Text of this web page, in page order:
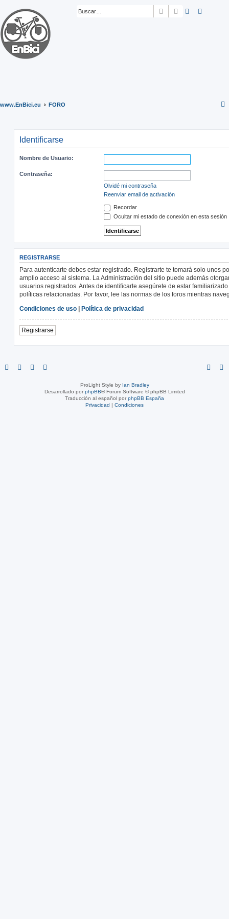
BuscarBúsqueda
www.EnBici.eu FORO
Identificarse
Nombre de Usuario:
Contraseña:
Olvidé mi contraseña
Reenviar email de activación
Recordar
Ocultar mi estado de conexión en esta sesión
REGISTRARSE
Para autenticarte debes estar registrado. Registrarte te tomará solo unos
amplio acceso al sistema. La Administración del sitio puede además
usuarios registrados. Antes de identificarte asegúrete de estar
políticas relacionadas. Por favor, lee las normas de los foros mientras
Condiciones de uso | Política de privacidad
Registrarse
ProLight Style by Ian Bradley
Desarrollado porphpBB® Forum Software © phpBB Limited
Traducción al español porphpBB España
Privacidad | Condiciones